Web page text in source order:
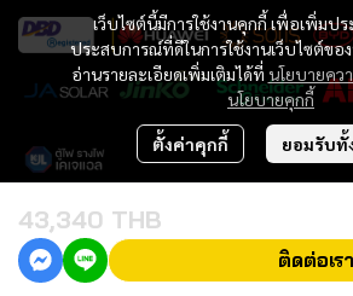
43,340 THB
ติดต่อเรา
เว็บไซต์นี้มีการใช้งานคุกกี้ เพื่อเพิ่มป
ประสบการณ์ที่ดีในการใช้งานเว็บไซต์ขอ
อ่านรายละเอียดเพิ่มเติมได้ที่ นโยบายคว
นโยบายคุกกี้
ตั้งค่าคุกกี้ ยอมรับทั้
Copyright 2023 | All Rights Reserved |
Powered By